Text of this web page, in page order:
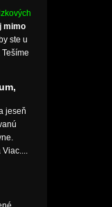
mimo
ste u
jeseň